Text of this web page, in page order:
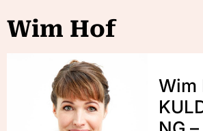
Wim Hof
Wim